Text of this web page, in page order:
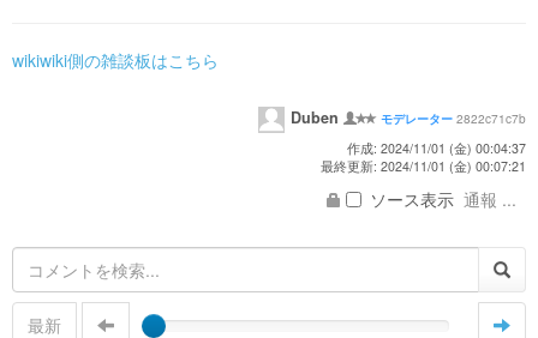
wikiwiki側の雑談板はこちら
Duben モデレーター 2822c71c7b
作成: 2024/11/01 (金) 00:04:37
最終更新: 2024/11/01 (金) 00:07:21
ソース表示 通報 ...
最新